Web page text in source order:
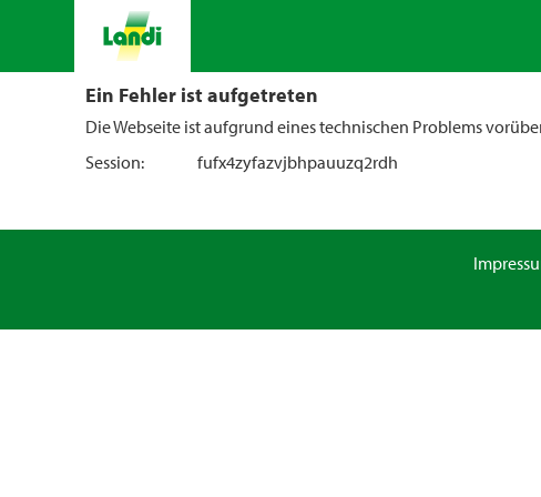
Ein Fehler ist aufgetreten
Die Webseite ist aufgrund eines technischen Problems
Session:
fufx4zyfazvjbhpauuzq2rdh